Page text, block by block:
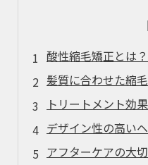
酸性縮毛矯正とは？
髪質に合わせた縮
トリートメント効
デザイン性の高い
アフターケアの大